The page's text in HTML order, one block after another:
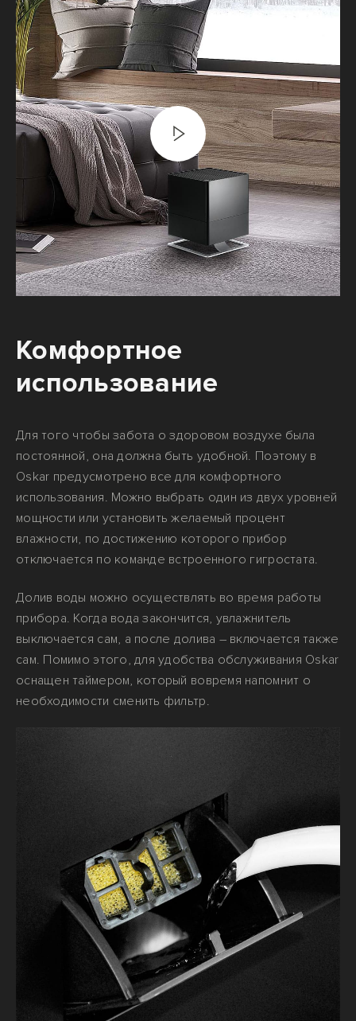
Комфортное
использование
Для того чтобы забота о здоровом воздухе была
постоянной, она должна быть удобной. Поэтому в
Oskar предусмотрено все для комфортного
использования. Можно выбрать один из двух уровней
мощности или установить желаемый процент
влажности, по достижению которого прибор
отключается по команде встроенного гигростата.
Долив воды можно осуществлять во время работы
прибора. Когда вода закончится, увлажнитель
выключается сам, а после долива – включается также
сам. Помимо этого, для удобства обслуживания Oskar
оснащен таймером, который вовремя напомнит о
необходимости сменить фильтр.